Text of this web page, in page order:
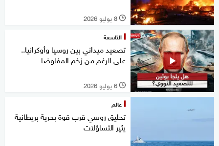
l 8 يوليو 2026
التاسعة
تصعيد ميداني بين روسيا وأوكرانيا..
على الرغم من زخم المفاوضا
l 6 يوليو 2026
عالم
تحليق روسي قرب قوة بحرية بريطانية
يثير التساؤلات